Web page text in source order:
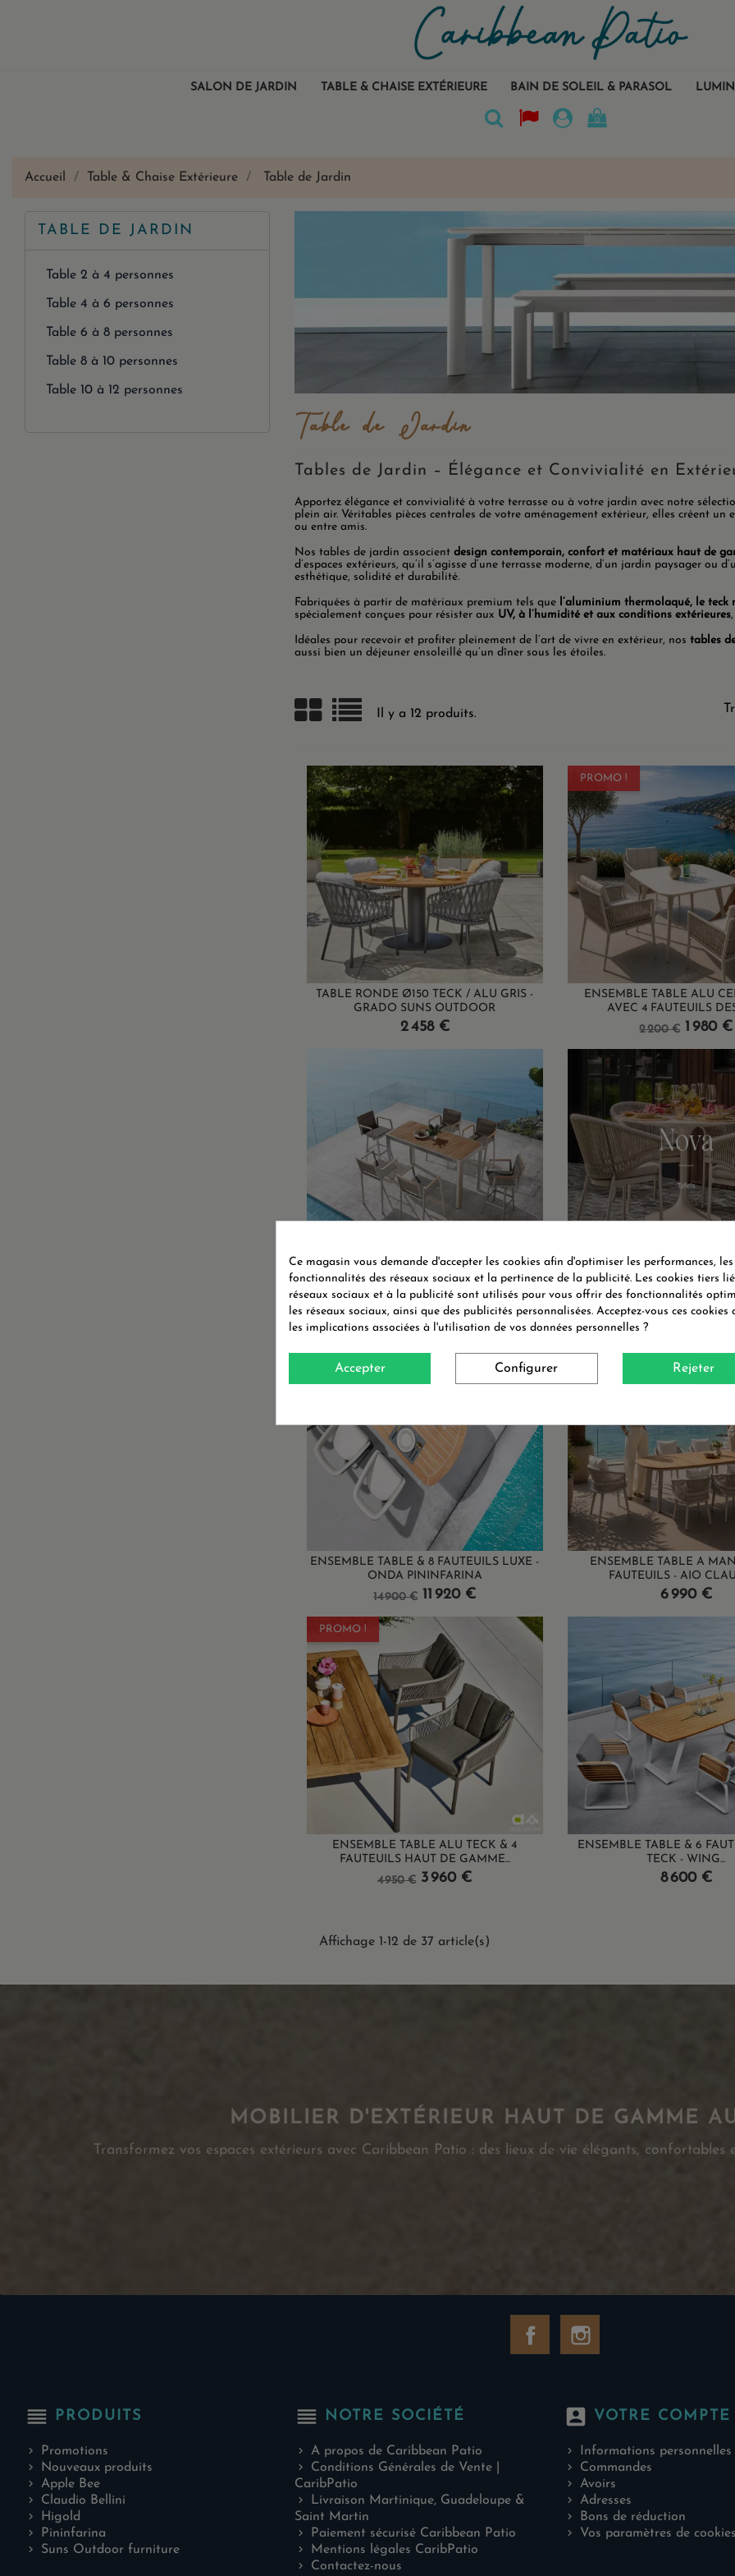
SALON DE JARDIN TABLE & CHAISE EXTÉRIEURE BAIN DE SOLEIL & PARASOL
0
Accueil Table & Chaise Extérieure Table de Jardin
TABLE DE JARDIN
Table 2 à 4 personnes
Table 4 à 6 personnes
Table 6 à 8 personnes
Table 8 à 10 personnes
Table 10 à 12 personnes
Table de Jardin
Tables de Jardin – Élégance et Convivialité en
Apportez élégance et convivialité à votre terrasse ou à votre jardin avec notre
plein air. Véritables pièces centrales de votre aménagement extérieur, elles créent
ou entre amis.
Nos tables de jardin associent design contemporain, confort et matériaux haut de
d’espaces extérieurs, qu’il s’agisse d’une terrasse moderne, d’un jardin paysager
esthétique, solidité et durabilité.
Fabriquées à partir de matériaux premium tels que l’aluminium thermolaqué, le
spécialement conçues pour résister aux UV, à l’humidité et aux conditions extérieures
Idéales pour recevoir et profiter pleinement de l’art de vivre en extérieur, nos tables
aussi bien un déjeuner ensoleillé qu’un dîner sous les étoiles.
Il y a 12 produits.
TABLE RONDE Ø150 TECK / ALU GRIS -
GRADO SUNS OUTDOOR
Prix
2 458 €
PROMO !
ENSEMBLE TABLE ALU
AVEC 4 FAUTEUILS
Prix
base
2 200 € Prix
1 980 €
ENSEMBLE BAR TABLE HAUTE & 6
CHAISES HAUTES - GENEVA
Prix
2 994 €
TABLE RONDE M ALU /
PIERRE - NOVA
Prix
1 520 €
ENSEMBLE TABLE & 8 FAUTEUILS LUXE -
ONDA PININFARINA
Prix
base
14 900 € Prix
11 920 €
ENSEMBLE TABLE A
FAUTEUILS - AIO
Prix
6 990 €
PROMO !
ENSEMBLE TABLE ALU TECK & 4
FAUTEUILS HAUT DE GAMME...
Prix
4 950 € Prix
3 960 €
ENSEMBLE TABLE & 6
TECK - WING...
Prix
8 600 €
Affichage 1-12 de 37 article(s)
MOBILIER D'EXTÉRIEUR HAUT DE GAMME
Transformez vos espaces extérieurs avec Caribbean Patio : des lieux de vie élégants,
Facebook
reorder PRODUITS
Promotions
Nouveaux produits
Apple Bee
Claudio Bellini
Higold
Pininfarina
Suns Outdoor furniture
reorder NOTRE SOCIÉTÉ
A propos de Caribbean Patio
Conditions Générales de Vente |
CaribPatio
Livraison Martinique, Guadeloupe &
Saint Martin
Paiement sécurisé Caribbean Patio
Mentions légales CaribPatio
Contactez-nous
account_box VOTRE COMPTE
Informations personnelles
Commandes
Avoirs
Adresses
Bons de réduction
Vos paramètres de cookies
Ce magasin vous demande d'accepter les cookies afin d'optimiser les performances, les
fonctionnalités des réseaux sociaux et la pertinence de la publicité. Les cookies tiers
réseaux sociaux et à la publicité sont utilisés pour vous offrir des fonctionnalités
les réseaux sociaux, ainsi que des publicités personnalisées. Acceptez-vous ces cookies
les implications associées à l'utilisation de vos données personnelles ?
Accepter Configurer Rejeter